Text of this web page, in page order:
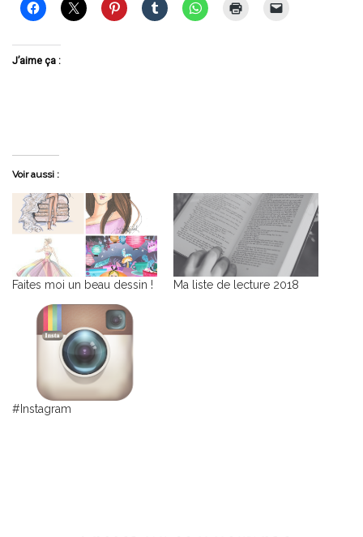
J’aime ça :
Voir aussi :
Faites moi un beau dessin ! Ma liste de lecture 2018
#Instagram